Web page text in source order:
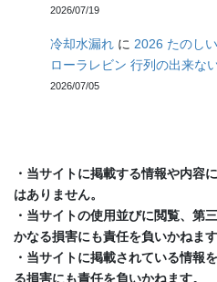
2026/07/19
冷却水漏れ に 2026 たのし
ローラレビン 行列の出来な
2026/07/05
・当サイトに掲載する情報や内容
はありません。
・当サイトの使用並びに閲覧、第
かなる損害にも責任を負いかねます
・当サイトに掲載されている情報
る損害にも責任を負いかねます。